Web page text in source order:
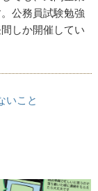
公務員試験勉強
しか開催してい
いこと